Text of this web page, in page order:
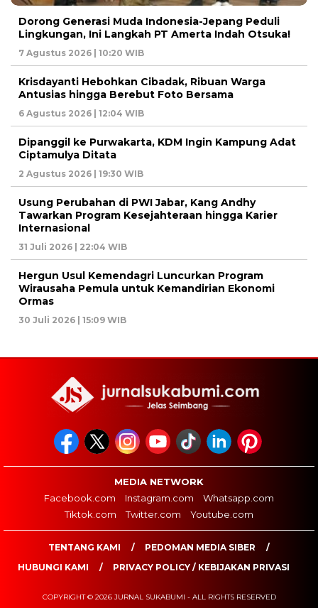
Dorong Generasi Muda Indonesia-Jepang Peduli
Lingkungan, Ini Langkah PT Amerta Indah Otsuka!
7 Agustus 2026 | 10:20 WIB
Krisdayanti Hebohkan Cibadak, Ribuan Warga
Antusias hingga Berebut Foto Bersama
6 Agustus 2026 | 12:04 WIB
Dipanggil ke Purwakarta, KDM Ingin Kampung Adat
Ciptamulya Ditata
2 Agustus 2026 | 19:30 WIB
Usung Perubahan di PWI Jabar, Kang Andhy
Tawarkan Program Kesejahteraan hingga Karier
Internasional
31 Juli 2026 | 22:04 WIB
Hergun Usul Kemendagri Luncurkan Program
Wirausaha Pemula untuk Kemandirian Ekonomi
Ormas
30 Juli 2026 | 15:09 WIB
MEDIA NETWORK
Facebook.com
Instagram.com
Whatsapp.com
Tiktok.com
Twitter.com Youtube.com
TENTANG KAMI
PEDOMAN MEDIA SIBER
HUBUNGI KAMI
PRIVACY POLICY / KEBIJAKAN PRIVASI
COPYRIGHT © 2026 JURNAL SUKABUMI - ALL RIGHTS RESERVED